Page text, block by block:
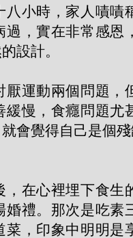
八小時，家人嘖嘖
過，實在非常感恩
設計。
厭運動兩個問題，
緩慢，食癮問題尤
會覺得自己是個
，在心裡埋下食生
婚禮。那次是吃素
菜，印象中明明是